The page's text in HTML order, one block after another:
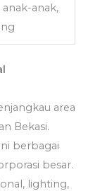
anak-anak,
area
Bekasi.
berbagai
besar.
lighting,